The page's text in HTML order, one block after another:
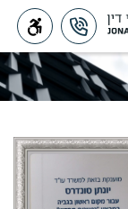
במקומות